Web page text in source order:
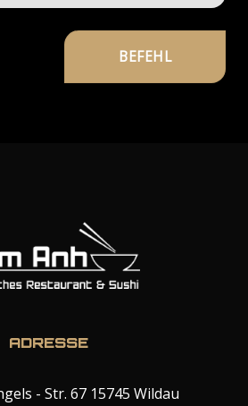
ADRESSE
- Str. 67 15745 Wildau